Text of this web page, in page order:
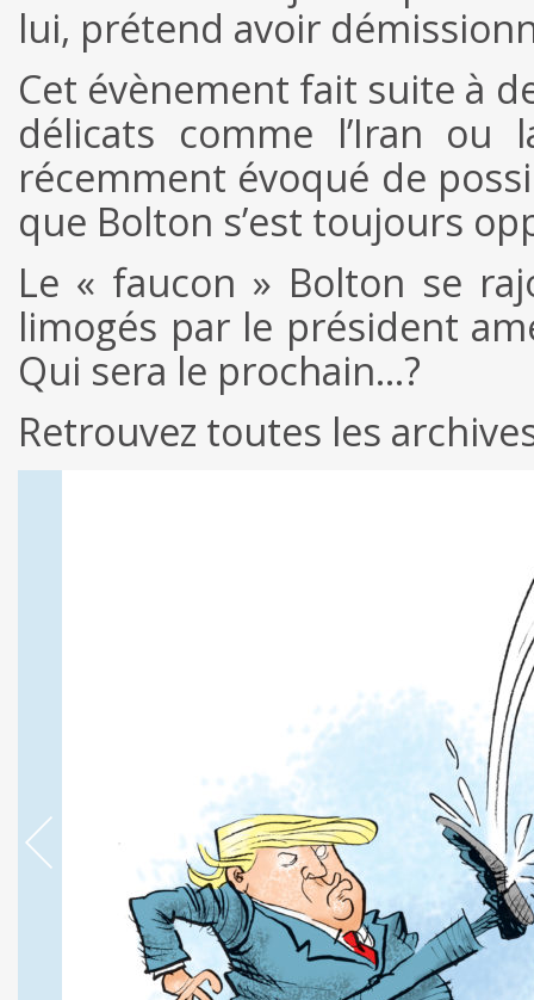
lui, prétend avoir
Cet évènement fait suite à
délicats comme l’Iran
récemment évoqué de
que Bolton s’est toujours
Le « faucon » Bolton se
limogés par le président
Qui sera le prochain…?
Retrouvez toutes les